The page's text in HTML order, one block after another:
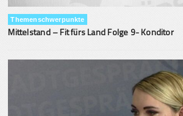
Themenschwerpunkte
Mittelstand – Fit fürs Land Folge 9- Konditor